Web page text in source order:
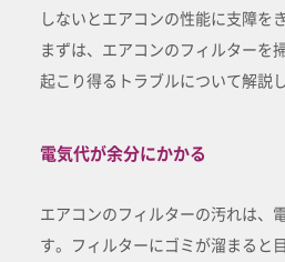
しないとエアコンの性能に支障を
まずは、エアコンのフィルターを
起こり得るトラブルについて解説し
電気代が余分にかかる
エアコンのフィルターの汚れは、
す。フィルターにゴミが溜まると